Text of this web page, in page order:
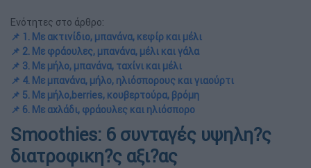
Ενότητες στο άρθρο:
📌 1. Με ακτινίδιο, μπανάνα, κεφίρ και μέλι
📌 2. Με φράουλες, μπανάνα, μέλι και γάλα
📌 3. Με μήλο, μπανάνα, ταχίνι και μέλι
📌 4. Με μπανάνα, μήλο, ηλιόσπορους και γιαούρτι
📌 5. Με μήλο,berries, κουβερτούρα, βρόμη
📌 6. Με αχλάδι, φράουλες και ηλιόσπορο
Smoothies: 6 συνταγές υψηλη?ς
διατροφικη?ς αξι?ας